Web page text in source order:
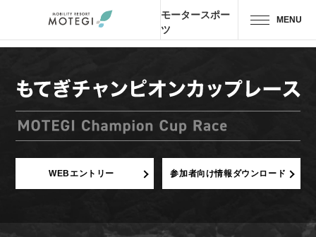
モータースポー
ツ
MENU
モータースポーツ
キャンプ
WEBエントリー 参加者向け情報ダウンロード